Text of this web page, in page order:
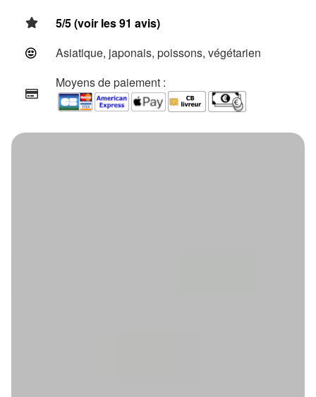
5/5 (voir les 91 avis)
Asiatique, japonais, poissons, végétarien
Moyens de paiement :